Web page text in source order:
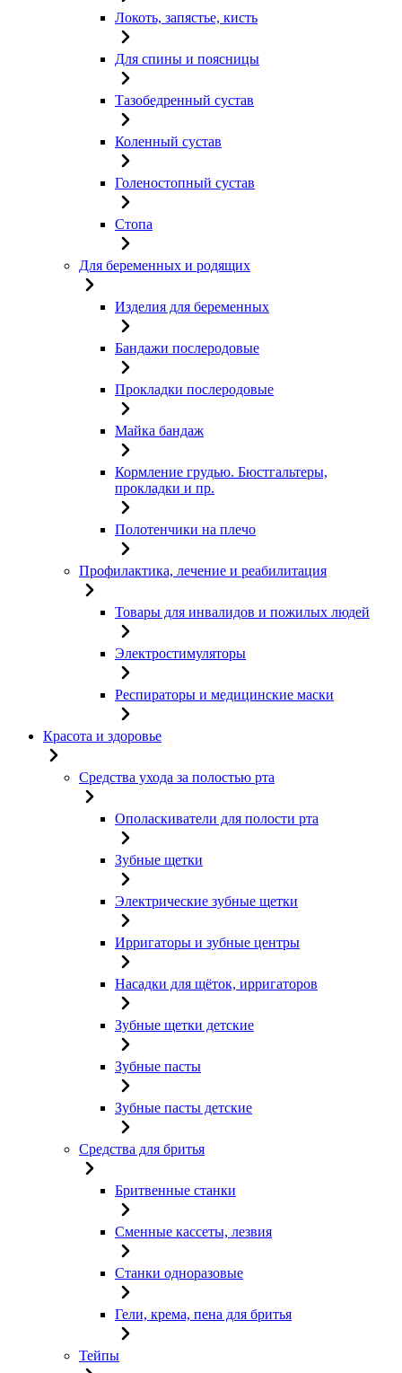
Локоть, запястье, кисть
Для спины и поясницы
Тазобедренный сустав
Коленный сустав
Голеностопный сустав
Стопа
Для беременных и родящих
Изделия для беременных
Бандажи послеродовые
Прокладки послеродовые
Майка бандаж
Кормление грудью. Бюстгальтеры,
прокладки и пр.
Полотенчики на плечо
Профилактика, лечение и реабилитация
Товары для инвалидов и пожилых людей
Электростимуляторы
Респираторы и медицинские маски
Красота и здоровье
Средства ухода за полостью рта
Ополаскиватели для полости рта
Зубные щетки
Электрические зубные щетки
Ирригаторы и зубные центры
Насадки для щёток, ирригаторов
Зубные щетки детские
Зубные пасты
Зубные пасты детские
Средства для бритья
Бритвенные станки
Сменные кассеты, лезвия
Станки одноразовые
Гели, крема, пена для бритья
Тейпы